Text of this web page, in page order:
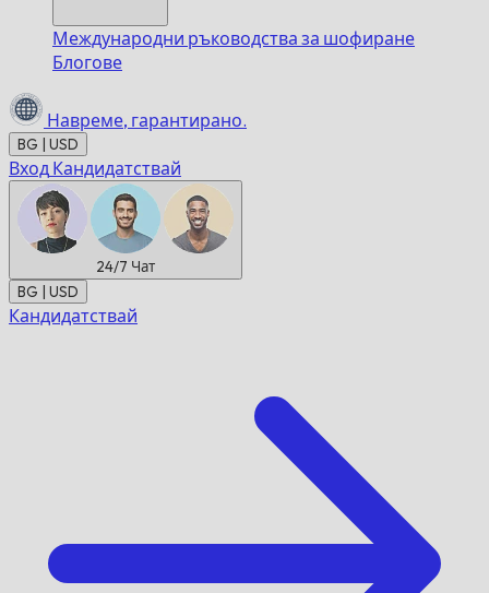
Международни ръководства за шофиране
Блогове
Навреме, гарантирано.
BG | USD
Вход Кандидатствай
24/7 Чат
BG | USD
Кандидатствай